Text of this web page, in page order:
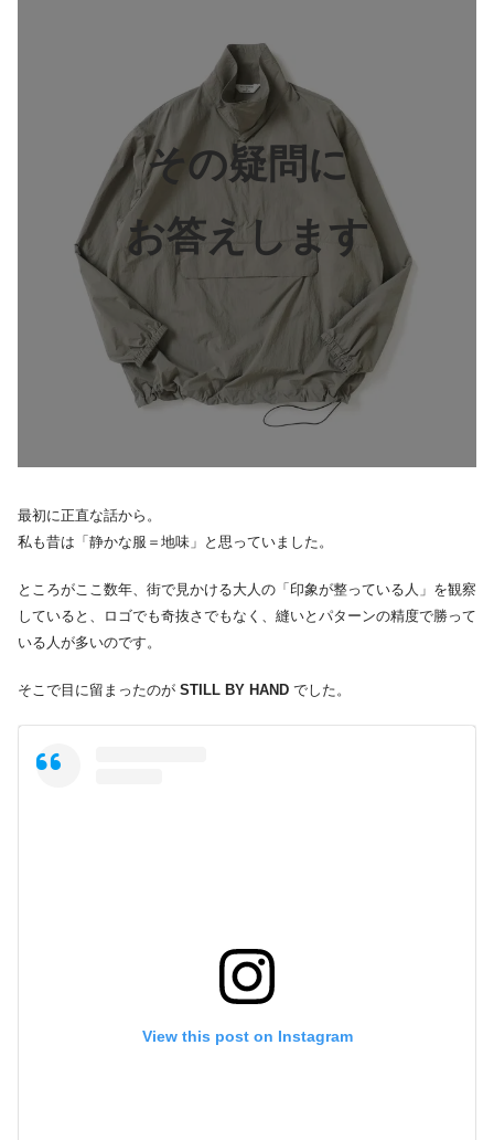
その疑問に
お答えします
最初に正直な話から。
私も昔は「静かな服＝地味」と思っていました。
ところがここ数年、街で見かける大人の「印象が整っている人」を観察
していると、ロゴでも奇抜さでもなく、縫いとパターンの精度で勝って
いる人が多いのです。
そこで目に留まったのが STILL BY HAND でした。
View this post on Instagram